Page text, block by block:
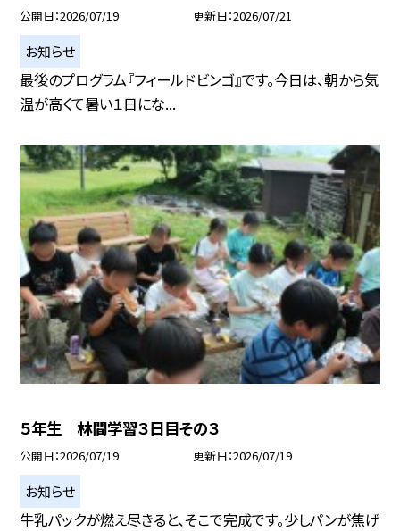
公開日 2026/07/19 更新日 2026/07/21
お知らせ
最後のプログラム『フィールドビンゴ』です。今日は、朝から気
温が高くて暑い１日にな...
５年生 林間学習３日目その３
公開日 2026/07/19 更新日 2026/07/19
お知らせ
牛乳パックが燃え尽きると、そこで完成です。少しパンが焦げ